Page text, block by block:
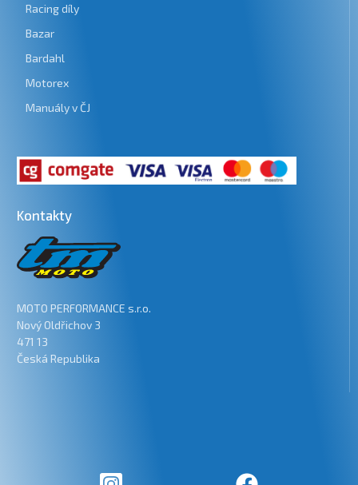
Racing díly
Bazar
Bardahl
Motorex
Manuály v ČJ
Kontakty
MOTO PERFORMANCE s.r.o.
Nový Oldřichov 3
471 13
Česká Republika